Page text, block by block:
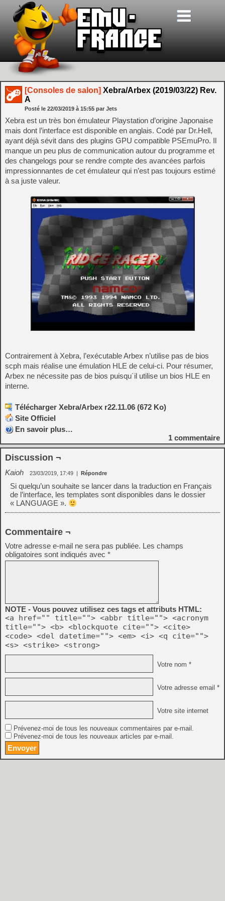
[Consoles de salon] Xebra/Arbex (2019/03/22) Rev.
A
Posté le 22/03/2019 à 15:55 par Jets
Xebra est un très bon émulateur Playstation d’origine Japonaise
mais dont l’interface est disponible en anglais. Codé par Dr.Hell,
ayant déjà sévit dans des plugins GPU compatible PSEmuPro. Il
manque un peu plus de communication autour du programme et
des changelogs pour se rendre compte des avancées parfois
impressionnantes de cet émulateur qui n’est pas toujours estimé
à sa juste valeur.
Contrairement à Xebra, l’exécutable Arbex n’utilise pas de bios
scph mais réalise une émulation HLE de celui-ci. Pour résumer,
Arbex ne nécessite pas de bios puisqu´il utilise un bios HLE en
interne.
Télécharger Xebra/Arbex r22.11.06 (672 Ko)
Site Officiel
En savoir plus…
1 commentaire
Discussion ¬
Kaioh 23/03/2019, 17:49 | Répondre
Si quelqu’un souhaite se lancer dans la traduction en Français
de l’interface, les templates sont disponibles dans le dossier
« LANGUAGE ».
Commentaire ¬
Votre adresse e-mail ne sera pas publiée. Les champs
obligatoires sont indiqués avec *
NOTE - Vous pouvez utilisez ces tags et attributs HTML:
<a href="" title=""> <abbr title=""> <acronym
title=""> <b> <blockquote cite=""> <cite>
<code> <del datetime=""> <em> <i> <q cite="">
<s> <strike> <strong>
Votre nom *
Votre adresse email *
Votre site internet
Prévenez-moi de tous les nouveaux commentaires par e-mail.
Prévenez-moi de tous les nouveaux articles par e-mail.